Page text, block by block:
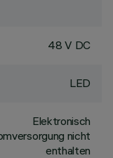
48 V DC
LED
Elektronisch
nicht
enthalten